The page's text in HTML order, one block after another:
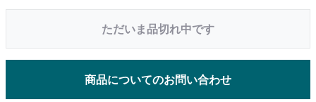
ただいま品切れ中です
商品についてのお問い合わせ